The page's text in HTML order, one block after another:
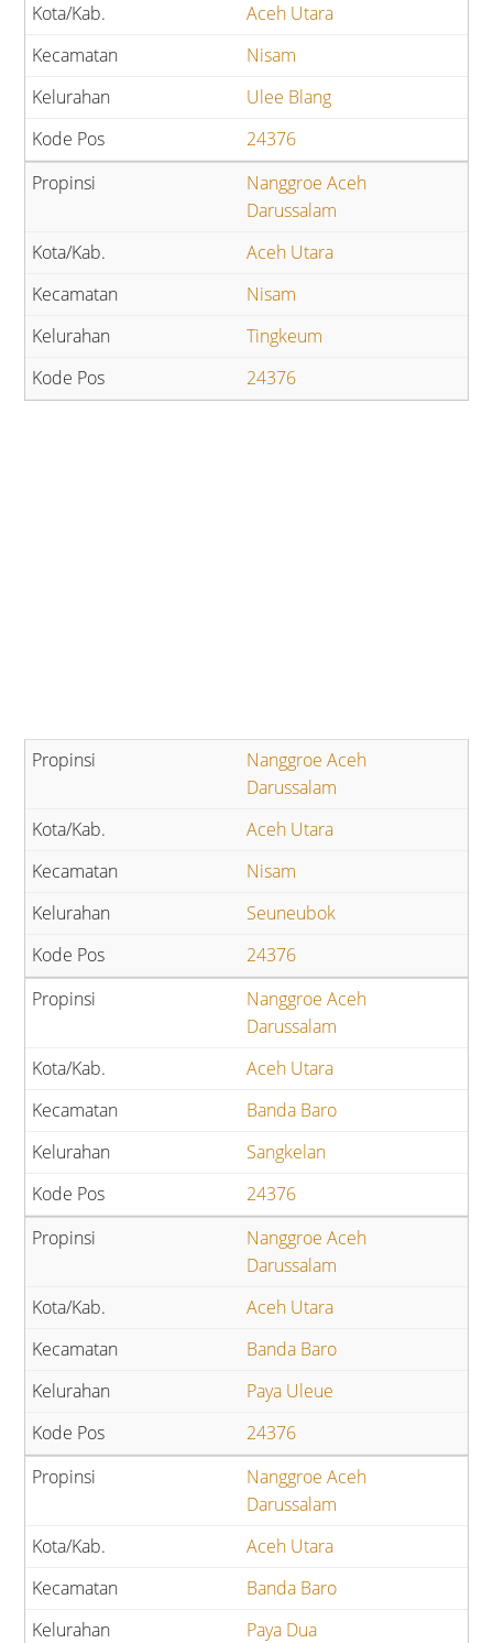
Aceh Utara
Nisam
Ulee Blang
24376
Nanggroe Aceh
Darussalam
Aceh Utara
Nisam
Tingkeum
24376
Nanggroe Aceh
Darussalam
Aceh Utara
Nisam
Seuneubok
24376
Nanggroe Aceh
Darussalam
Aceh Utara
Banda Baro
Sangkelan
24376
Nanggroe Aceh
Darussalam
Aceh Utara
Banda Baro
Paya Uleue
24376
Nanggroe Aceh
Darussalam
Aceh Utara
Banda Baro
Paya Dua